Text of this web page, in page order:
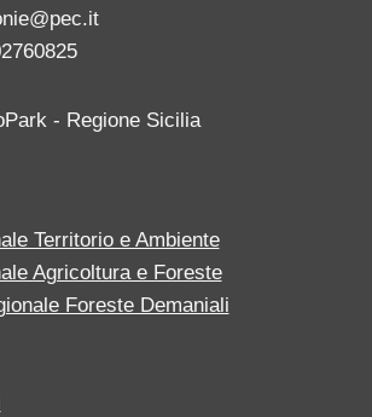
Territorio e Ambiente
Agricoltura e Foreste
Foreste Demaniali